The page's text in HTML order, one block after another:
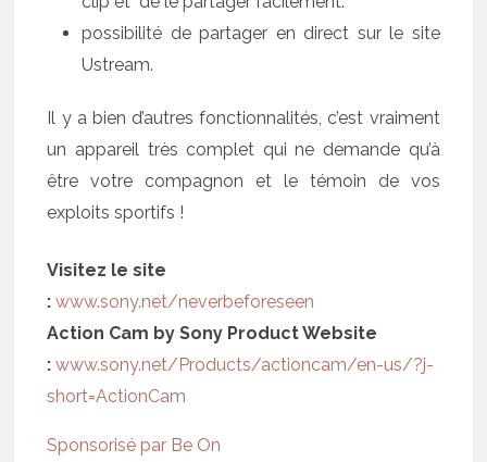
possibilité de partager en direct sur le site
Ustream.
Il y a bien d’autres fonctionnalités, c’est vraiment
un appareil très complet qui ne demande qu’à
être votre compagnon et le témoin de vos
exploits sportifs !
Visitez le site
:www.sony.net/neverbeforeseen
Action Cam by Sony Product Website
:www.sony.net/Products/actioncam/en-us/?j-
short=ActionCam
Sponsorisé par Be On